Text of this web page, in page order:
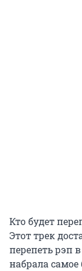
Кто будет
Этот трек
перепеть рэп
набрала самое